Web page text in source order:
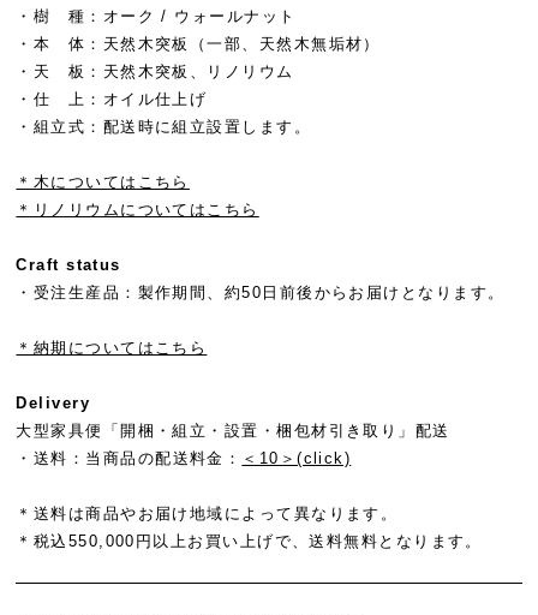
・樹 種：オーク / ウォールナット
・本 体：天然木突板（一部、天然木無垢材）
・天 板：天然木突板、リノリウム
・仕 上：オイル仕上げ
・組立式：配送時に組立設置します。
＊木についてはこちら
＊リノリウムについてはこちら
Craft status
・受注生産品：製作期間、約50日前後からお届けとなります。
＊納期についてはこちら
Delivery
大型家具便「開梱・組立・設置・梱包材引き取り」配送
・送料： 当商品の配送料金： ＜10＞(click)
＊送料は商品やお届け地域によって異なります。
＊税込550,000円以上お買い上げで、送料無料となります。